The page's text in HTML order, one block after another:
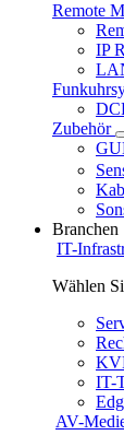
Remote
IP
Zubehör
Branchen
IT-
Wählen
IT-
AV-